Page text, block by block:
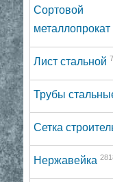
Сортовой
металлопрокат
Лист стальной
Трубы
Сетка
Нержавейка